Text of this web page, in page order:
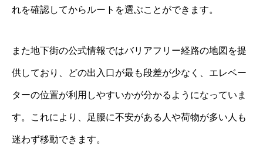
れを確認してからルートを選ぶことができます。
また地下街の公式情報ではバリアフリー経路の地図を提
供しており、どの出入口が最も段差が少なく、エレベー
ターの位置が利用しやすいかが分かるようになっていま
す。これにより、足腰に不安がある人や荷物が多い人も
迷わず移動できます。